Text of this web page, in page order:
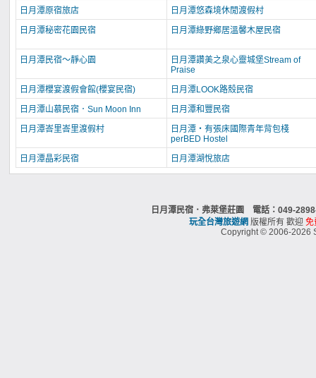
日月潭原宿旅店
日月潭悠森境休閒渡假村
日月潭秘密花園民宿
日月潭綠野鄉居溫馨木屋民宿
日月潭民宿～靜心園
日月潭讚美之泉心靈城堡Stream of
Praise
日月潭櫻宴渡假會館(櫻宴民宿)
日月潭LOOK路殼民宿
日月潭山慕民宿．Sun Moon Inn
日月潭和豐民宿
日月潭峇里峇里渡假村
日月潭‧有張床國際青年背包棧
perBED Hostel
日月潭晶彩民宿
日月潭湖悅旅店
日月潭民宿．弗萊堡莊園 電話：049-
玩全台灣旅遊網 版權所有 歡迎 免
Copyright © 2006-2026